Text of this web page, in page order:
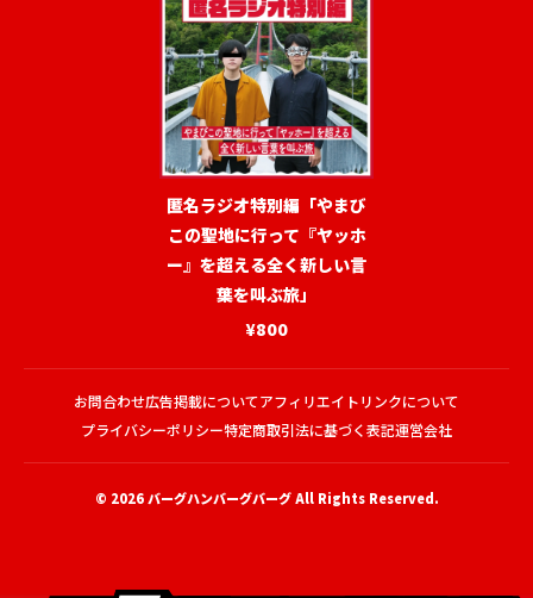
匿名ラジオ特別編「やまび
この聖地に行って『ヤッホ
ー』を超える全く新しい言
葉を叫ぶ旅」
¥800
お問合わせ広告掲載についてアフィリエイトリンクについて
プライバシーポリシー特定商取引法に基づく表記運営会社
© 2026バーグハンバーグバーグAll Rights Reserved.